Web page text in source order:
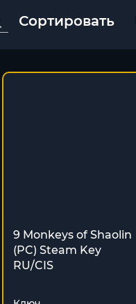
Сортировать
9 Monkeys of Shaolin
(PC) Steam Key
RU/CIS